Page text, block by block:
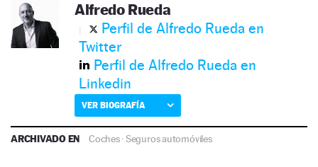
Alfredo Rueda
Perfil de Alfredo Rueda en
Twitter
Perfil de Alfredo Rueda en
Linkedin
VER BIOGRAFÍA
ARCHIVADO EN Coches·Seguros automóviles